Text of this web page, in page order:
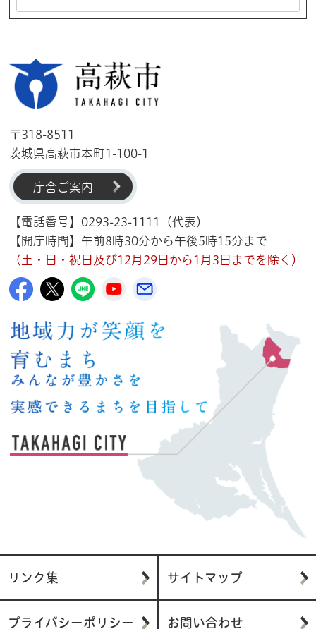
〒318-8511
茨城県高萩市本町1-100-1
庁舎ご案内
【電話番号】0293-23-1111（代表）
【開庁時間】午前8時30分から午後5時15分まで
（土・日・祝日及び12月29日から1月3日までを除く）
高萩市公式Facebook
高萩市公式X
高萩市公式LINE
高萩市YouTube公式チャンネル
リンク集 サイトマップ
プライバシーポリシー お問い合わせ